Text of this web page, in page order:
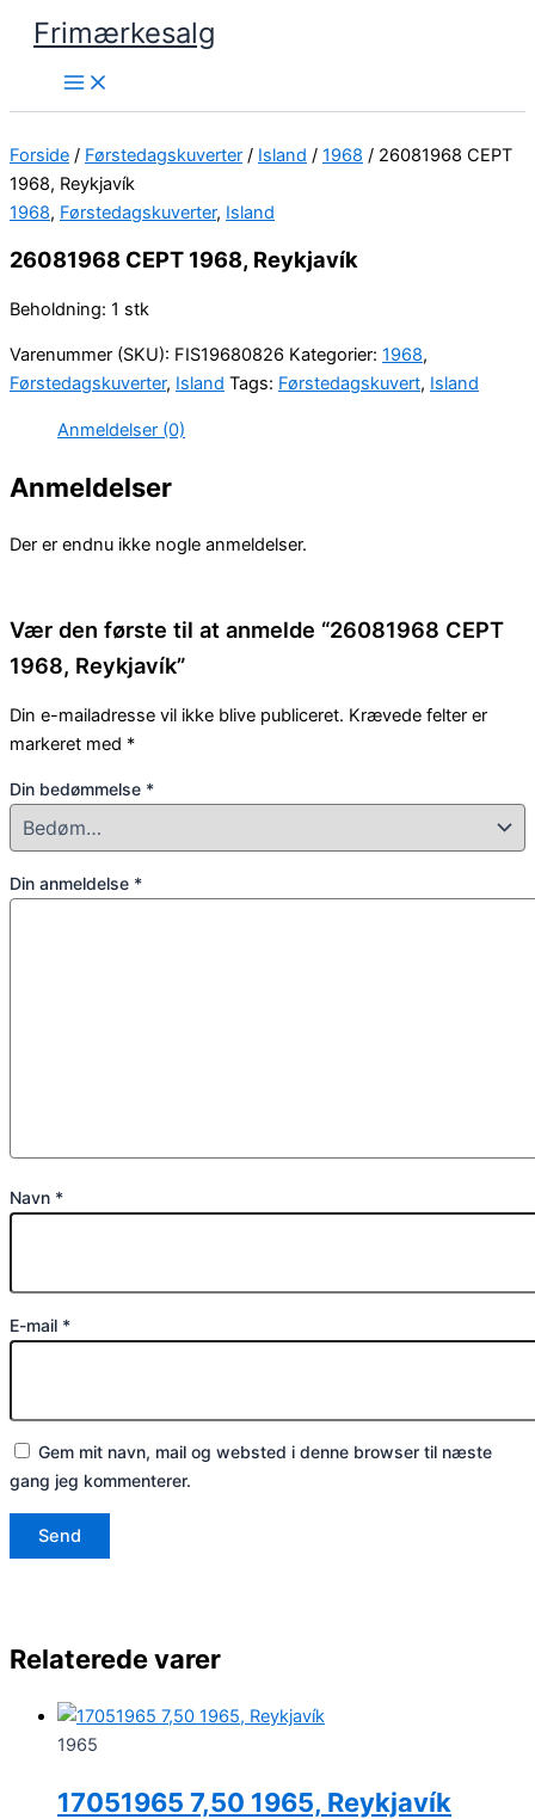
indholdet
Frimærkesalg
Forside / Førstedagskuverter / Island / 1968 / 26081968 CEPT
1968, Reykjavík
1968, Førstedagskuverter, Island
26081968 CEPT 1968, Reykjavík
Beholdning: 1 stk
Varenummer (SKU): FIS19680826 Kategorier: 1968,
Førstedagskuverter, Island Tags: Førstedagskuvert, Island
Anmeldelser (0)
Anmeldelser
Der er endnu ikke nogle anmeldelser.
Vær den første til at anmelde “26081968 CEPT
1968, Reykjavík”
Din e-mailadresse vil ikke blive publiceret. Krævede felter er
markeret med *
Din bedømmelse *
Din anmeldelse *
Navn *
E-mail *
Gem mit navn, mail og websted i denne browser til næste
gang jeg kommenterer.
Relaterede varer
1965
17051965 7,50 1965, Reykjavík